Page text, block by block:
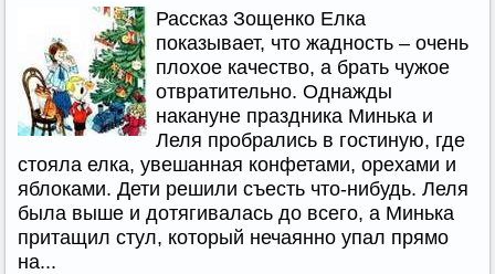
Рассказ Зощенко Елка
показывает, что жадность – очень
плохое качество, а брать чужое
отвратительно. Однажды
накануне праздника Минька и
Леля пробрались в гостиную, где
стояла елка, увешанная конфетами, орехами и
яблоками. Дети решили съесть что-нибудь. Леля
была выше и дотягивалась до всего, а Минька
притащил стул, который нечаянно упал прямо
на...